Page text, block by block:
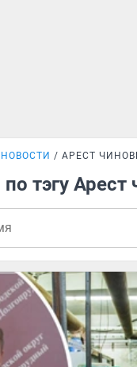
НОВОСТИ АРЕСТ
тэгу Арест